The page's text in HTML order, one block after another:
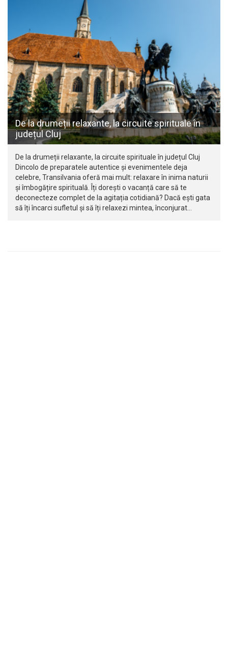
De la drumeții relaxante, la circuite spirituale în
județul Cluj
De la drumeții relaxante, la circuite spirituale în județul Cluj
Dincolo de preparatele autentice și evenimentele deja
celebre, Transilvania oferă mai mult: relaxare în inima naturii
și îmbogățire spirituală. Îți dorești o vacanță care să te
deconecteze complet de la agitația cotidiană? Dacă ești gata
să îți încarci sufletul și să îți relaxezi mintea, înconjurat…